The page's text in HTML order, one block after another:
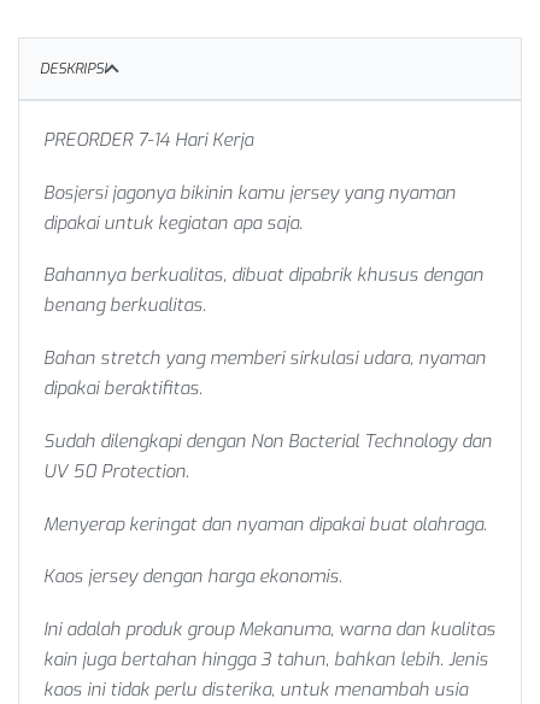
DESKRIPSI
PREORDER 7-14 Hari Kerja
Bosjersi jagonya bikinin kamu jersey yang nyaman
dipakai untuk kegiatan apa saja.
Bahannya berkualitas, dibuat dipabrik khusus dengan
benang berkualitas.
Bahan stretch yang memberi sirkulasi udara, nyaman
dipakai beraktifitas.
Sudah dilengkapi dengan Non Bacterial Technology dan
UV 50 Protection.
Menyerap keringat dan nyaman dipakai buat olahraga.
Kaos jersey dengan harga ekonomis.
Ini adalah produk group Mekanuma, warna dan kualitas
kain juga bertahan hingga 3 tahun, bahkan lebih. Jenis
kaos ini tidak perlu disterika, untuk menambah usia